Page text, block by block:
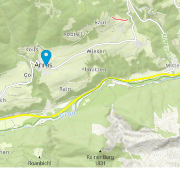
de doeleinden en jouw rechten omtrent